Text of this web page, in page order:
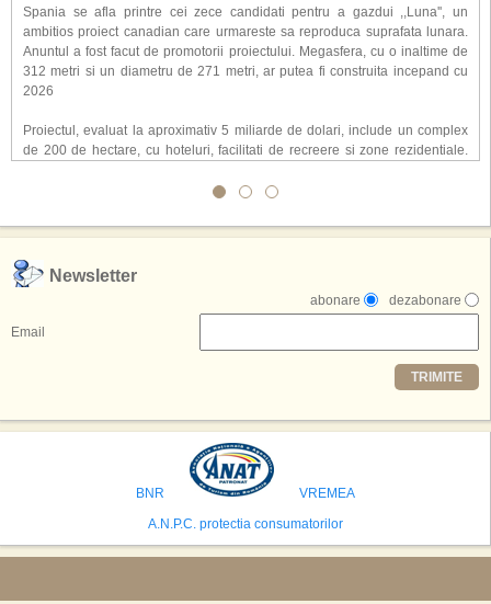
Spania se afla printre cei zece candidati pentru a gazdui ,,Luna'', un
ambitios proiect canadian care urmareste sa reproduca suprafata lunara.
Anuntul a fost facut de promotorii proiectului. Megasfera, cu o inaltime de
312 metri si un diametru de 271 metri, ar putea fi construita incepand cu
2026
Proiectul, evaluat la aproximativ 5 miliarde de dolari, include un complex
de 200 de hectare, cu hoteluri, facilitati de recreere si zone rezidentiale.
atragerea a pana la 10 milioane de turisti anual. �Luna� ar putea deveni
exclusiv simularea suprafetei lunare.
,,Credem ca exista sanse mari sa anuntam nu doar o locatie, ci poate mai
multe'', a declarat Michael R. Henderson, cofondator al Moon World
Resorts, citat de Gulf News. Potrivit acestuia, 2026 ar putea deveni un an
decisiv pentru reali zarea proiectului.
Printre celelalte tari care concureaza pentru a gazdui aceasta constructie
se numara Australia, Brazilia, China, Egipt, India, Polonia, Thailanda,
avea cele mai mari sanse de a castiga licitatia. Totusi, Spania, care se
preconizeaza ca va deveni a doua cea mai vizitata tara din lume in 2025,
isi bazeaza oferta pe infrastructura turistica solida si capacitatea hoteliera."
Newsletter
dezabonare
abonare
Email
TRIMITE
BNR
VREMEA
A.N.P.C. protectia consumatorilor